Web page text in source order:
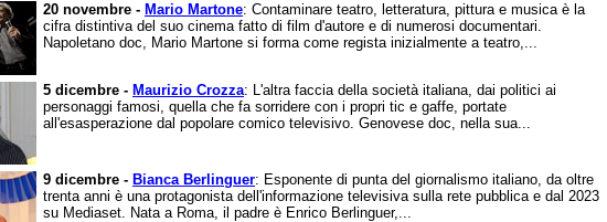
20 novembre - Mario Martone: Contaminare teatro, letteratura, pittura e musica è la
cifra distintiva del suo cinema fatto di film d'autore e di numerosi documentari.
Napoletano doc, Mario Martone si forma come regista inizialmente a teatro,...
5 dicembre - Maurizio Crozza: L'altra faccia della società italiana, dai politici ai
personaggi famosi, quella che fa sorridere con i propri tic e gaffe, portate
all'esasperazione dal popolare comico televisivo. Genovese doc, nella sua...
9 dicembre - Bianca Berlinguer: Esponente di punta del giornalismo italiano, da oltre
trenta anni è una protagonista dell'informazione televisiva sulla rete pubblica e dal 2023
su Mediaset. Nata a Roma, il padre è Enrico Berlinguer,...